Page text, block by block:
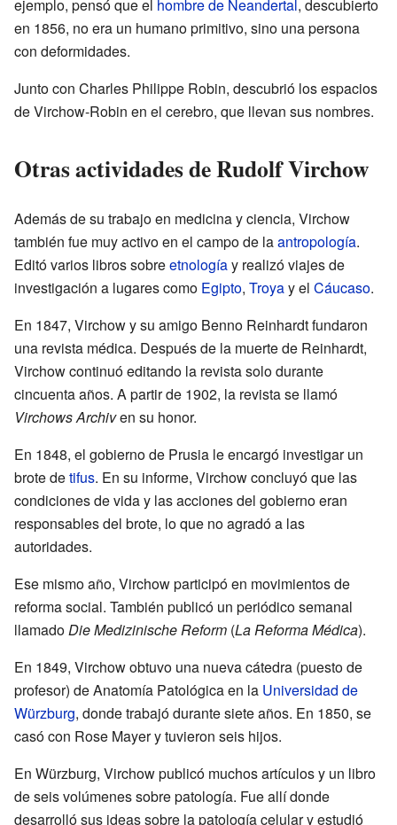
ejemplo, pensó que el hombre de Neandertal , descubierto
en 1856, no era un humano primitivo, sino una persona
con deformidades.
Junto con Charles Philippe Robin, descubrió los espacios
de Virchow-Robin en el cerebro, que llevan sus nombres.
Otras actividades de Rudolf Virchow
Además de su trabajo en medicina y ciencia, Virchow
también fue muy activo en el campo de laantropología.
Editó varios libros sobreetnologíay realizó viajes de
investigación a lugares como Egipto, Troyay el Cáucaso.
En 1847, Virchow y su amigo Benno Reinhardt fundaron
una revista médica. Después de la muerte de Reinhardt,
Virchow continuó editando la revista solo durante
cincuenta años. A partir de 1902, la revista se llamó
Virchows Archiven su honor.
En 1848, el gobierno de Prusia le encargó investigar un
brote detifus. En su informe, Virchow concluyó que las
condiciones de vida y las acciones del gobierno eran
responsables del brote, lo que no agradó a las
autoridades.
Ese mismo año, Virchow participó en movimientos de
reforma social. También publicó un periódico semanal
llamadoDie Medizinische Reform (La Reforma Médica).
En 1849, Virchow obtuvo una nueva cátedra (puesto de
profesor) de Anatomía Patológica en la Universidad de
Würzburg, donde trabajó durante siete años. En 1850, se
casó con Rose Mayer y tuvieron seis hijos.
En Würzburg, Virchow publicó muchos artículos y un libro
de seis volúmenes sobre patología. Fue allí donde
desarrolló sus ideas sobre la patología celular y estudió